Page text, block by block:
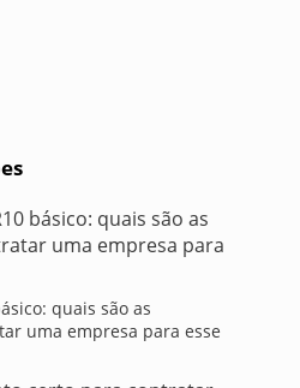
quais são as
uma empresa para esse